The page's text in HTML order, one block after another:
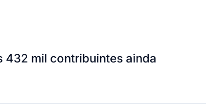
432 mil contribuintes ainda